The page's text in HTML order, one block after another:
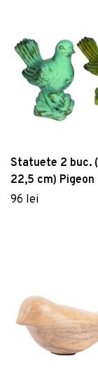
Statuete 2 buc.
22,5 cm) Pigeon
Pleasure
96 lei